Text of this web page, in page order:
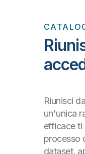
Riunisci
un'unica
efficace ti
processo
dataset,